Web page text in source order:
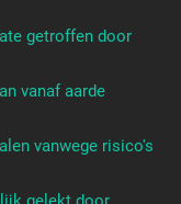
getroffen door
vanaf aarde
vanwege risico's